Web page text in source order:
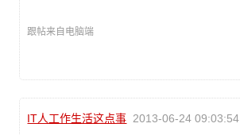
跟帖来自电脑端
IT人工作生活这点事 2013-06-24 09:03:54